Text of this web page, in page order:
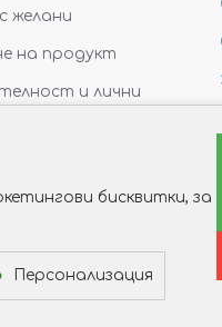
желани
на продукт
и лични
бисквитки, за
Персонализация